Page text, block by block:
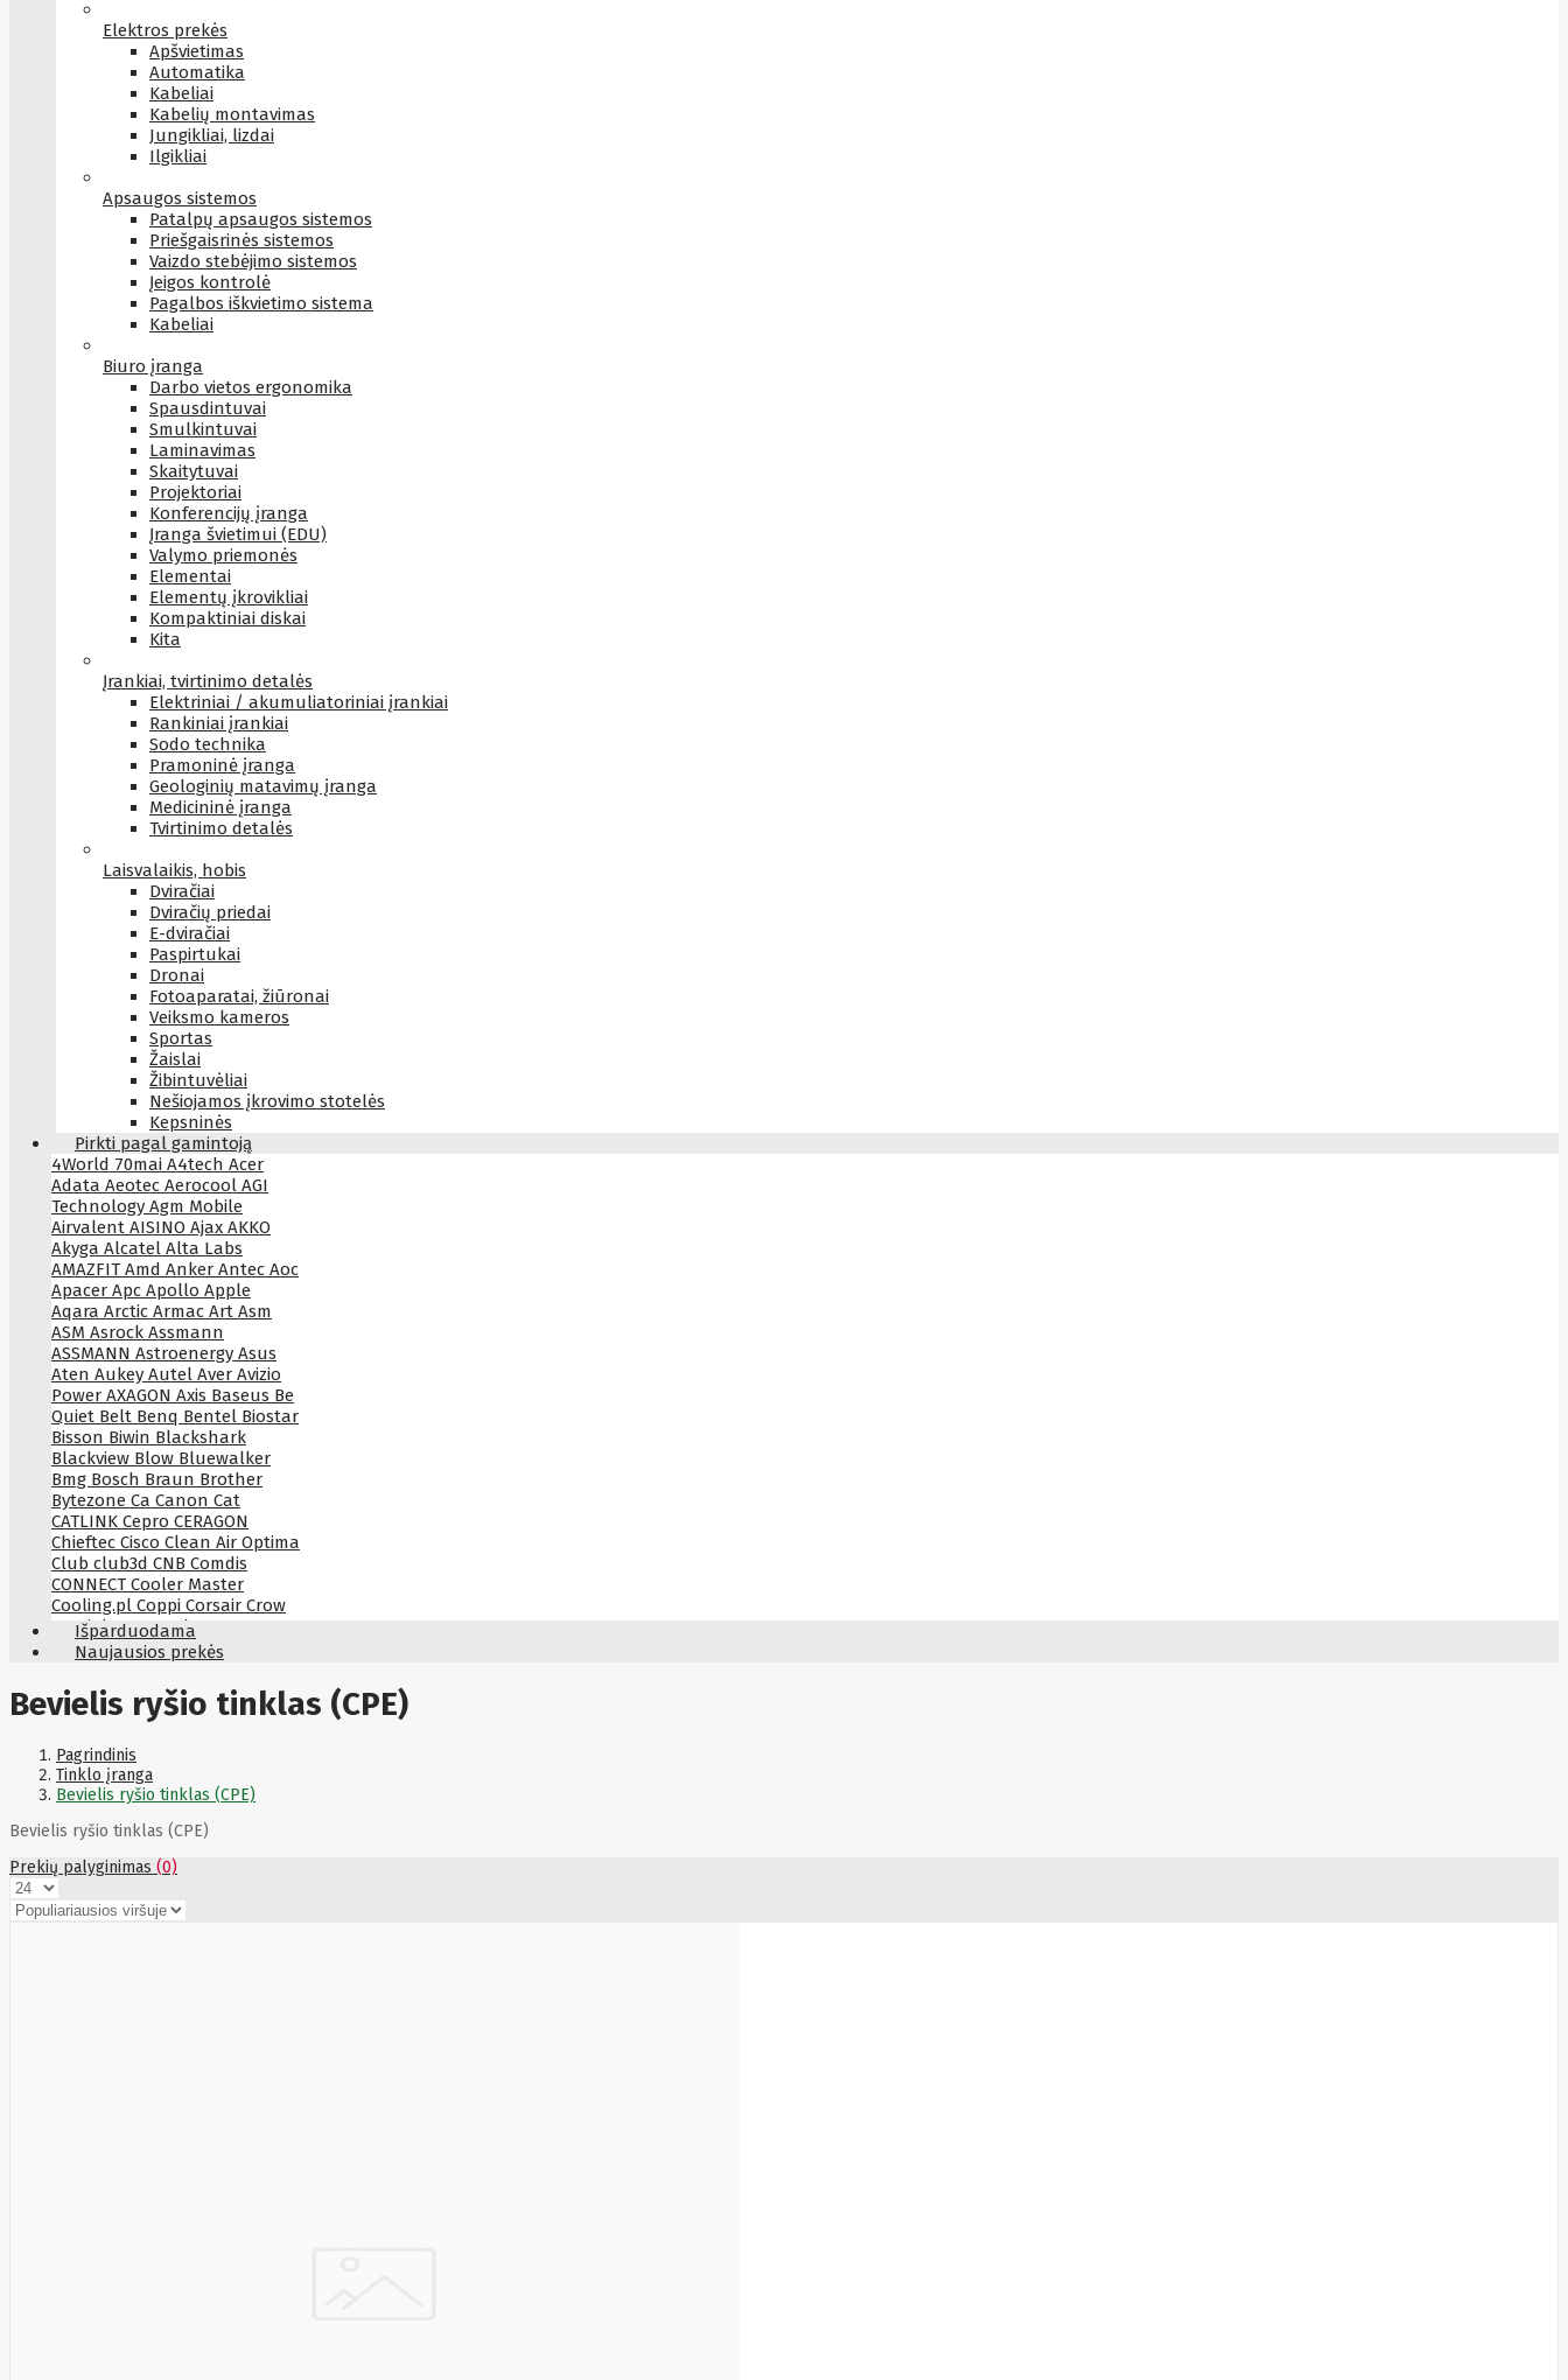
Elektros prekės
Apšvietimas
Automatika
Kabeliai
Kabelių montavimas
Jungikliai, lizdai
Ilgikliai
Apsaugos sistemos
Patalpų apsaugos sistemos
Priešgaisrinės sistemos
Vaizdo stebėjimo sistemos
Įeigos kontrolė
Pagalbos iškvietimo sistema
Kabeliai
Biuro įranga
Darbo vietos ergonomika
Spausdintuvai
Smulkintuvai
Laminavimas
Skaitytuvai
Projektoriai
Konferencijų įranga
Įranga švietimui (EDU)
Valymo priemonės
Elementai
Elementų įkrovikliai
Kompaktiniai diskai
Kita
Įrankiai, tvirtinimo detalės
Elektriniai / akumuliatoriniai įrankiai
Rankiniai įrankiai
Sodo technika
Pramoninė įranga
Geologinių matavimų įranga
Medicininė įranga
Tvirtinimo detalės
Laisvalaikis, hobis
Dviračiai
Dviračių priedai
E-dviračiai
Paspirtukai
Dronai
Fotoaparatai, žiūronai
Veiksmo kameros
Sportas
Žaislai
Žibintuvėliai
Nešiojamos įkrovimo stotelės
Kepsninės
Pirkti pagal gamintoją
4World 70mai A4tech Acer
Adata Aeotec Aerocool AGI
Technology Agm Mobile
Airvalent AISINO Ajax AKKO
Akyga Alcatel Alta Labs
AMAZFIT Amd Anker Antec Aoc
Apacer Apc Apollo Apple
Aqara Arctic Armac Art Asm
ASM Asrock Assmann
ASSMANN Astroenergy Asus
Aten Aukey Autel Aver Avizio
Power AXAGON Axis Baseus Be
Quiet Belt Benq Bentel Biostar
Bisson Biwin Blackshark
Blackview Blow Bluewalker
Bmg Bosch Braun Brother
Bytezone Ca Canon Cat
CATLINK Cepro CERAGON
Chieftec Cisco Clean Air Optima
Club club3d CNB Comdis
CONNECT Cooler Master
Cooling.pl Coppi Corsair Crow
CrucialCYBERCyberPower
CyberpowerD-linkDaewoo
Dahua DataCore
Defender
DellDelock Delog
DicotaDIGITALDigitusDji Dmr
DURABOOK
EagleriseEaton
Ecovacs EdimaxEdnetEldes
EmuENDORFYEnergenie
Energizer
Enermax
ErgotronEsperanza
EUREKA
Eurolight
ExtralinkFarfisa
Išparduodama
Naujausios prekės
Bevielis ryšio tinklas (CPE)
Pagrindinis
Tinklo įranga
Bevielis ryšio tinklas (CPE)
Bevielis ryšio tinklas (CPE)
Prekių palyginimas (0)